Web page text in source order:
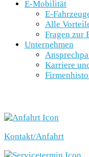
E-Mobilität
E-
Alle
Fragen zur
Unternehmen
Karriere
Kontakt/Anfahrt